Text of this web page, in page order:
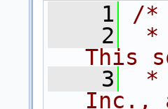
    1
/*
    2
*
This
    3
*
Inc.,